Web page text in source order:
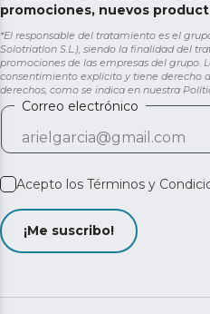
promociones, nuevos
*El responsable del tratamiento es el
Solotriatlon S.L.), siendo la finalidad del
promociones de las empresas del grupo.
consentimiento explícito y tiene derecho
derechos, como se indica en nuestra
Correo electrónico
Acepto los Términos y
¡Me suscribo!